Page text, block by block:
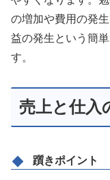
の増加や費用の発
益の発生という簡
す。
売上と仕入
躓きポイント